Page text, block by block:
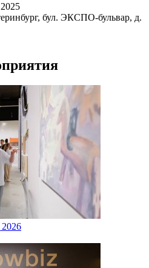
бул. ЭКСПО-бульвар, д.